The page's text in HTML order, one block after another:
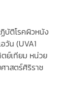
บัติโรคผิวหนัง
วัน (UVA1
ย์เทียม หน่วย
าสตร์ศิริราช